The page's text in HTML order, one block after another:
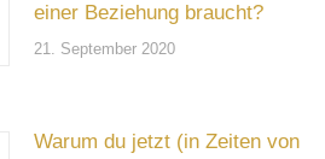
einer Beziehung braucht?
21. September 2020
Warum du jetzt (in Zeiten von